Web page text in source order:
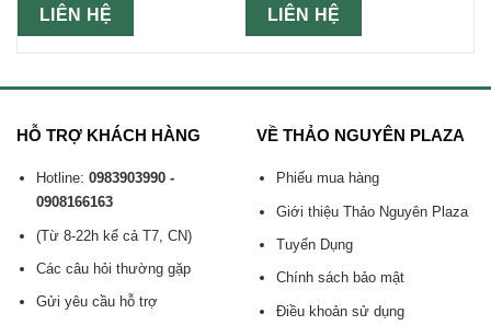
LIÊN HỆ LIÊN HỆ
HỖ TRỢ KHÁCH HÀNG
Hotline: 0983903990 -
0908166163
(Từ 8-22h kể cả T7, CN)
Các câu hỏi thường gặp
Gửi yêu cầu hỗ trợ
VỀ THẢO NGUYÊN PLAZA
Phiếu mua hàng
Giới thiệu Thảo Nguyên Plaza
Tuyển Dụng
Chính sách bảo mật
Điều khoản sử dụng